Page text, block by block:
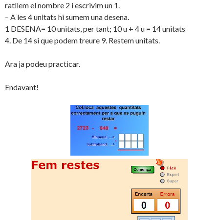
ratllem el nombre 2 i escrivim un 1.
– A les 4 unitats hi sumem una desena.
1 DESENA= 10 unitats, per tant; 10 u + 4 u = 14 unitats
4. De 14 si que podem treure 9. Restem unitats.
Ara ja podeu practicar.
Endavant!